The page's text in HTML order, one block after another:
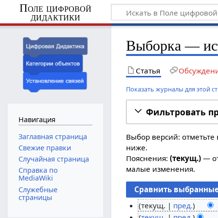
Поле цифровой
дидактики
Выборка —
Статья
Показать журналы для этой
Фильтровать
Выбор версий:
ниже.
Пояснения:(текущ.) —
малые изменения.
текущ. пред.
Н
Навигация
Заглавная страница
Свежие правки
Случайная страница
Справка по
MediaWiki
Служебные
страницы